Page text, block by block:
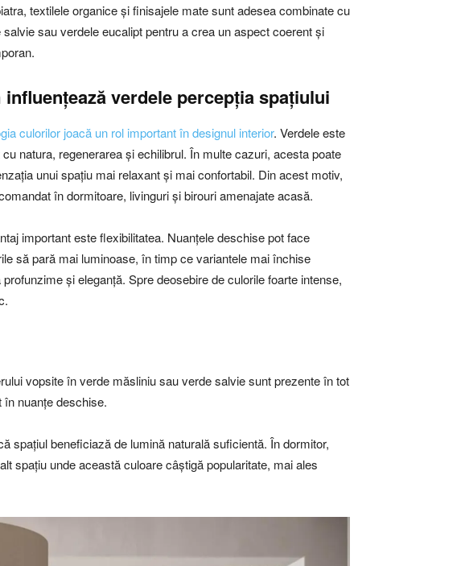
textilele organice și finisajele mate sunt adesea combinate cu
salvie sau verdele eucalipt pentru a crea un aspect coerent și
influențează verdele percepția spațiului
culorilor joacă un rol important în designul interior. Verdele este
natura, regenerarea și echilibrul. În multe cazuri, acesta poate
unui spațiu mai relaxant și mai confortabil. Din acest motiv,
în dormitoare, livinguri și birouri amenajate acasă.
important este flexibilitatea. Nuanțele deschise pot face
să pară mai luminoase, în timp ce variantele mai închise
profunzime și eleganță. Spre deosebire de culorile foarte intense,
vopsite în verde măsliniu sau verde salvie sunt prezente în tot
nuanțe deschise.
spațiul beneficiază de lumină naturală suficientă. În dormitor,
spațiu unde această culoare câștigă popularitate, mai ales